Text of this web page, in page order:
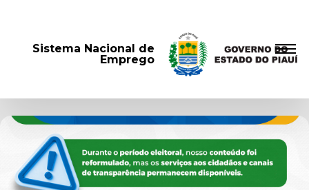
Sistema Nacional de
Emprego